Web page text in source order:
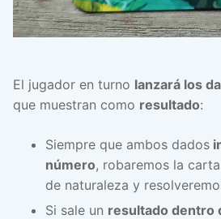
El jugador en turno lanzará los
que muestran como resultado:
Siempre que ambos dados
número, robaremos la
de naturaleza y
Si sale un resultado dentro